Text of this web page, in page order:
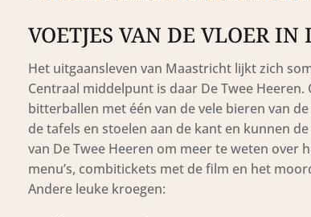
VOETJES VAN DE VLOER IN
Het uitgaansleven van Maastricht lijkt zich
Centraal middelpunt is daar De Twee
bitterballen met één van de vele bieren van
de tafels en stoelen aan de kant en kunnen
van De Twee Heeren om meer te weten over
menu’s, combitickets met de film en het
Andere leuke kroegen: